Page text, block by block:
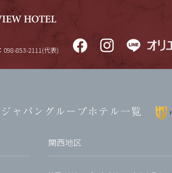
098-853-2111(代表)
ャパン グループホテル一覧
関西地区